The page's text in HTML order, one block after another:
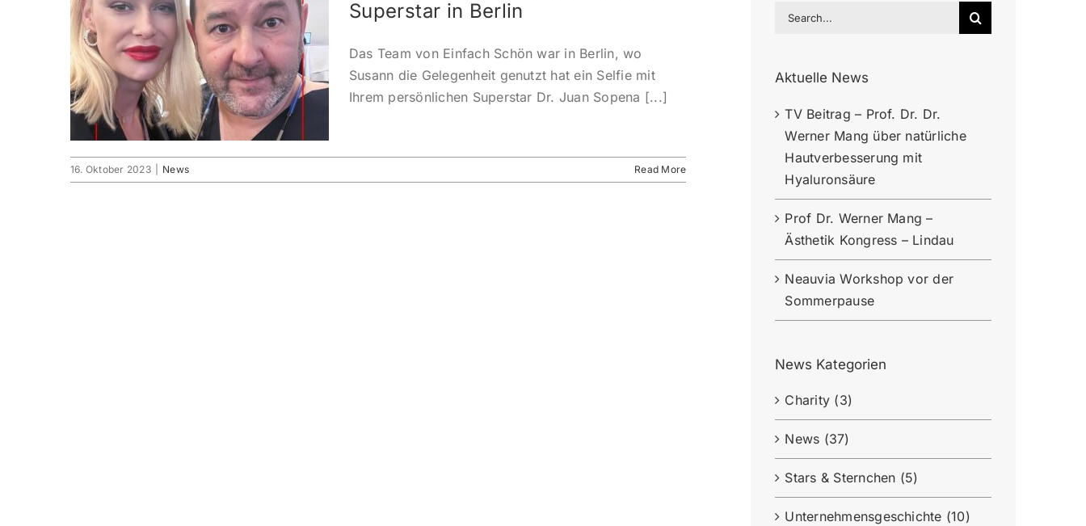
Superstar in Berlin
Das Team von Einfach Schön war in Berlin, wo
Susann die Gelegenheit genutzt hat ein Selfie mit
Ihrem persönlichen Superstar Dr. Juan Sopena [...]
16. Oktober 2023 News Read More
Search
Aktuelle News
TV Beitrag – Prof. Dr. Dr.
Werner Mang über natürliche
Hautverbesserung mit
Hyaluronsäure
Prof Dr. Werner Mang –
Ästhetik Kongress – Lindau
Neauvia Workshop vor der
Sommerpause
News Kategorien
Charity (3)
News (37)
Stars & Sternchen (5)
Unternehmensgeschichte (10)